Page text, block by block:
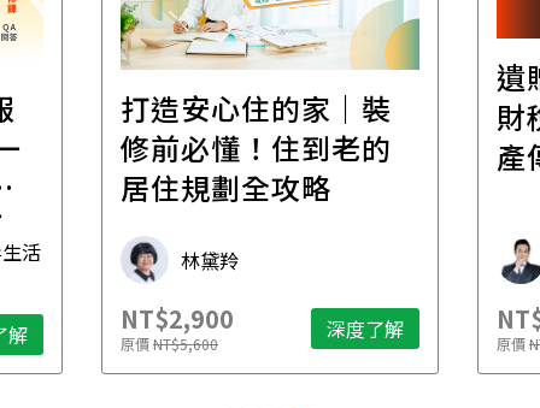
活
解
打造安心住的家｜裝
修前必懂！住到老的
居住規劃全攻略
林黛羚
NT$2,900
原價NT$5,600 深度了解
遺
財
產
原價